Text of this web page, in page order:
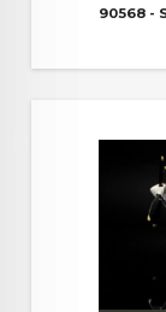
90568 -